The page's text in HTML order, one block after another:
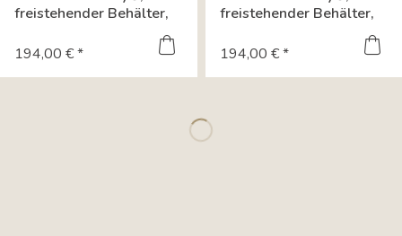
freistehender Behälter,
194,00 € *
freistehender Behälter,
194,00 € *